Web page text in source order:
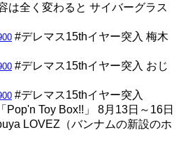
は全く変わると サイバーグラス
#デレマス15thイヤー突入 梅木
#デレマス15thイヤー突入 おじ
#デレマス15thイヤー突入
Pop'n Toy Box!!」 8月13日～16日
LOVEZ（バンナムの新設のホ